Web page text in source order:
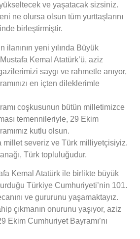
ve yaşatacak sizsiniz.
ne olursa olsun tüm yurttaşlarını
birleştirmiştir.
ilanının yeni yılında Büyük
Kemal Atatürk’ü, aziz
saygı ve rahmetle anıyor,
en içten dileklerimle
coşkusunun bütün milletimizce
temennileriyle, 29 Ekim
kutlu olsun.
millet severiz ve Türk milliyetçisiyiz.
Türk topluluğudur.
Kemal Atatürk ile birlikte büyük
Türkiye Cumhuriyeti’nin 101.
ve gururunu yaşamaktayız.
çıkmanın onurunu yaşıyor, aziz
Ekim Cumhuriyet Bayramı’nı